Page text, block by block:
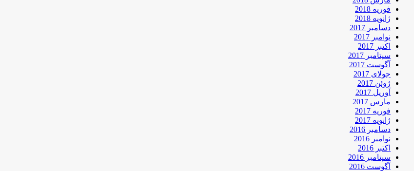
فوریه 2018
ژانویه 2018
دسامبر 2017
نوامبر 2017
اکتبر 2017
سپتامبر 2017
آگوست 2017
جولای 2017
ژوئن 2017
آوریل 2017
مارس 2017
فوریه 2017
ژانویه 2017
دسامبر 2016
نوامبر 2016
اکتبر 2016
سپتامبر 2016
آگوست 2016